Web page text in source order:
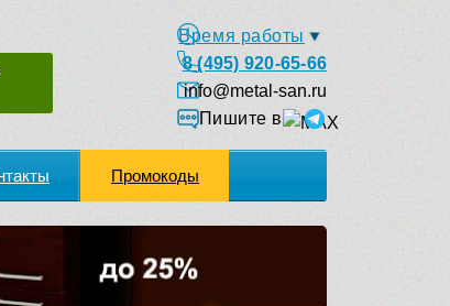
Время работы
8 (495) 920-65-66
info@metal-san.ru
Пишите в
Промокоды